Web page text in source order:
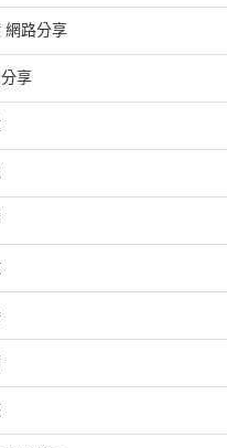
網路分享
享